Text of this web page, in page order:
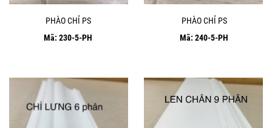
PHÀO CHỈ PS
Mã: 230-5-PH
PHÀO CHỈ PS
Mã: 240-5-PH